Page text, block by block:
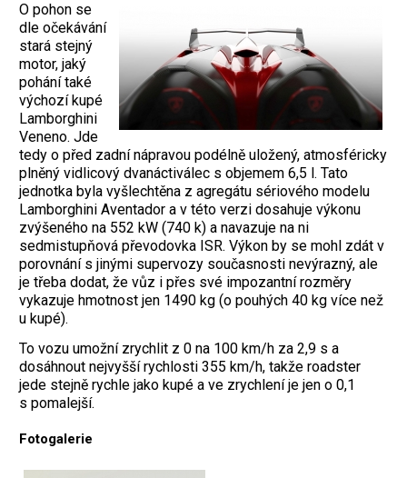
O pohon se
dle očekávání
stará stejný
motor, jaký
pohání také
výchozí kupé
Lamborghini
Veneno. Jde
tedy o před zadní nápravou podélně uložený, atmosféricky
plněný vidlicový dvanáctiválec s objemem 6,5 l. Tato
jednotka byla vyšlechtěna z agregátu sériového modelu
Lamborghini Aventador a v této verzi dosahuje výkonu
zvýšeného na 552 kW (740 k) a navazuje na ni
sedmistupňová převodovka ISR. Výkon by se mohl zdát v
porovnání s jinými supervozy současnosti nevýrazný, ale
je třeba dodat, že vůz i přes své impozantní rozměry
vykazuje hmotnost jen 1490 kg (o pouhých 40 kg více než
u kupé).
To vozu umožní zrychlit z 0 na 100 km/h za 2,9 s a
dosáhnout nejvyšší rychlosti 355 km/h, takže roadster
jede stejně rychle jako kupé a ve zrychlení je jen o 0,1
s pomalejší.
Fotogalerie